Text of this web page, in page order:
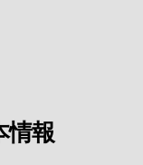
情報